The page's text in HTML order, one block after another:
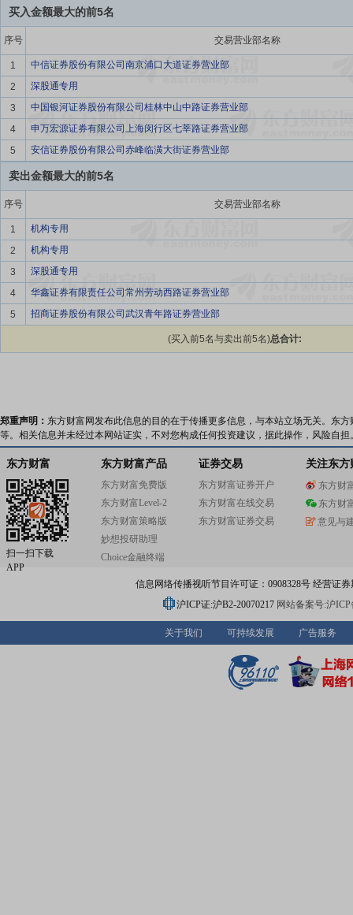
买入金额最大的前5名
序号 交易营业部名称
1
中信证券股份有限公司南京浦口大道证券营业部
2
深股通专用
3
中国银河证券股份有限公司桂林中山中路证券营业部
4
申万宏源证券有限公司上海闵行区七莘路证券营业部
5
安信证券股份有限公司赤峰临潢大街证券营业部
卖出金额最大的前5名
序号 交易营业部名称
1
机构专用
2
机构专用
3
深股通专用
4
华鑫证券有限责任公司常州劳动西路证券营业部
5
招商证券股份有限公司武汉青年路证券营业部
(买入前5名与卖出前5名)总合计:
郑重声明： 东方财富网发布此信息的目的在于传播更多信息，与本站立场无关。东
等。相关信息并未经过本网站证实，不对您构成任何投资建议，据此操作，风险自担